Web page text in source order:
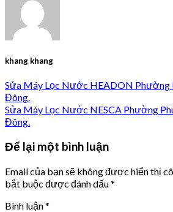
khang khang
Sửa Máy Lọc Nước HEADON Phường
Đông.
Sửa Máy Lọc Nước NESCA Phường
Đông.
Để lại một bình luận
Email của bạn sẽ không được hiển thị
bắt buộc được đánh dấu*
Bình luận*